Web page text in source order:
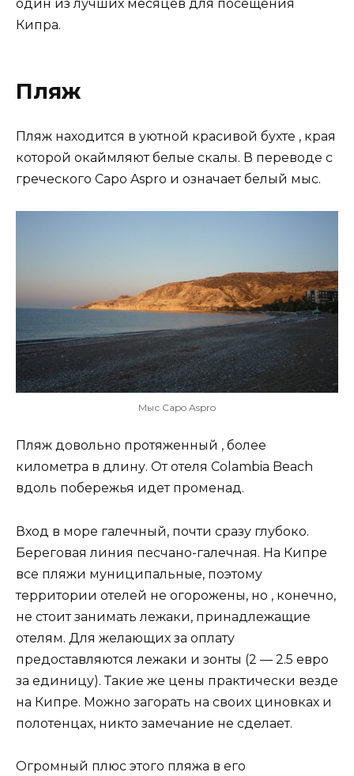
один из лучших месяцев для посещения
Кипра.
Пляж
Пляж находится в уютной красивой бухте , края
которой окаймляют белые скалы. В переводе с
греческого Capo Aspro и означает белый мыс.
Мыс Capo Aspro
Пляж довольно протяженный , более
километра в длину. От отеля Colambia Beach
вдоль побережья идет променад.
Вход в море галечный, почти сразу глубоко.
Береговая линия песчано-галечная. На Кипре
все пляжи муниципальные, поэтому
территории отелей не огорожены, но , конечно,
не стоит занимать лежаки, принадлежащие
отелям. Для желающих за оплату
предоставляются лежаки и зонты (2 — 2.5 евро
за единицу). Такие же цены практически везде
на Кипре. Можно загорать на своих циновках и
полотенцах, никто замечание не сделает.
Огромный плюс этого пляжа в его